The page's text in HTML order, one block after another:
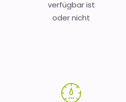
verfügbar ist
oder nicht